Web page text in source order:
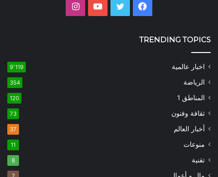
فيسبوك تويتر يوتيوب
TRENDING TOPICS
اخبار عالمية 9٬119
الرياضة 354
المناطق 1 120
ثقافة وفنون 73
أخبار العالم 37
منوعات 11
تقنية 8